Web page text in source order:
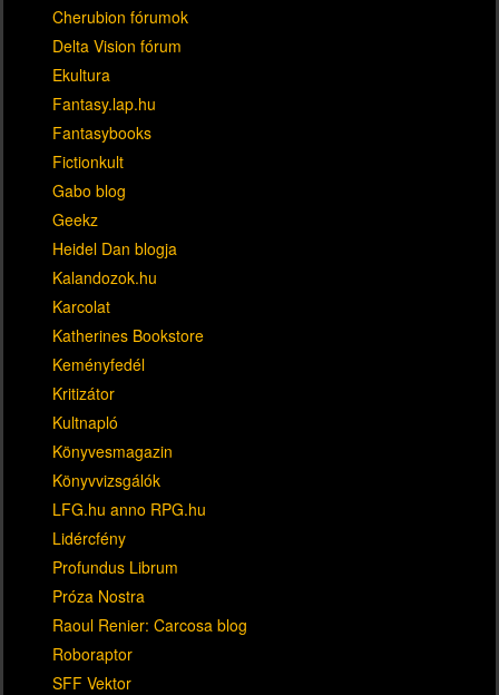
Cherubion fórumok
Delta Vision fórum
Ekultura
Fantasy.lap.hu
Fantasybooks
Fictionkult
Gabo blog
Geekz
Heidel Dan blogja
Kalandozok.hu
Karcolat
Katherines Bookstore
Keményfedél
Kritizátor
Kultnapló
Könyvesmagazin
Könyvvizsgálók
LFG.hu anno RPG.hu
Lidércfény
Profundus Librum
Próza Nostra
Raoul Renier: Carcosa blog
Roboraptor
SFF Vektor